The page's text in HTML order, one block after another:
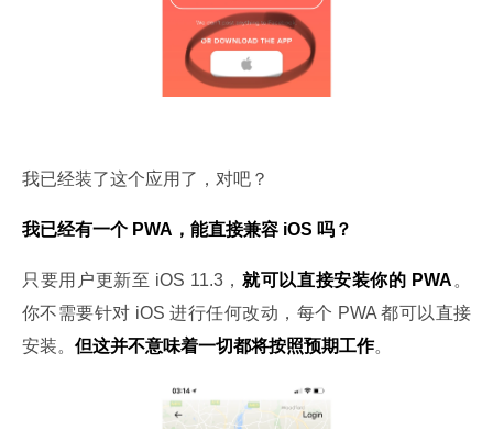
我已经装了这个应用了，对吧？
我已经有一个 PWA，能直接兼容 iOS 吗？
只要用户更新至 iOS 11.3， 就可以直接安装你的 PWA 。
你不需要针对 iOS 进行任何改动，每个 PWA 都可以直接
安装。 但这并不意味着一切都将按照预期工作。